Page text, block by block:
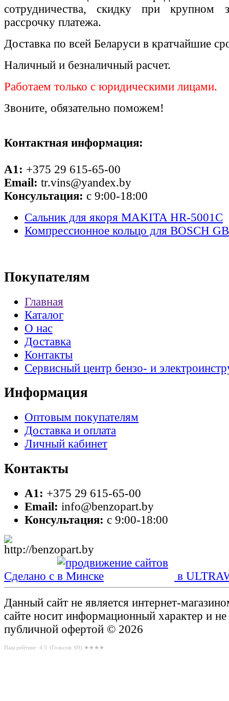
сотрудничества, скидку при крупном
рассрочку платежа.
Доставка по всей Беларуси в кратчайшие
Наличный и безналичный расчет.
Работаем только с юридическими лицами.
Звоните, обязательно поможем!
Контактная информация:
A1: +375 29 615-65-00
Email: tr.vins@yandex.by
Консультация: с 9:00-18:00
Сальник для якоря MAKITA HR-5001C
Компрессионное кольцо для BOSCH
Покупателям
Главная
Каталог
О нас
Доставка
Контакты
Сервисный центр бензо- и
Информация
Оптовым покупателям
Доставка и оплата
Личный кабинет
Контакты
A1: +375 29 615-65-00
Email: info@benzopart.by
Консультация: с 9:00-18:00
Сделано с в
Данный сайт не является интернет-
сайте носит информационный характер и не
публичной офертой © 2026
Наш рейтинг: 4.5 (Голосов: 69) ★★★★